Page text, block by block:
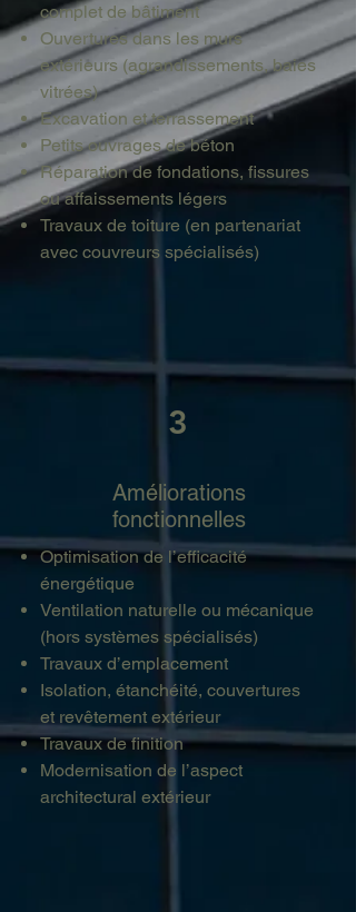
complet de bâtiment
Ouvertures dans les murs
extérieurs (agrandissements, baies
vitrées)
Excavation et terrassement
Petits ouvrages de béton
Réparation de fondations, fissures
ou affaissements légers
Travaux de toiture (en partenariat
avec couvreurs spécialisés)
3
Améliorations
fonctionnelles
Optimisation de l’efficacité
énergétique
Ventilation naturelle ou mécanique
(hors systèmes spécialisés)
Travaux d’emplacement
Isolation, étanchéité, couvertures
et revêtement extérieur
Travaux de finition
Modernisation de l’aspect
architectural extérieur